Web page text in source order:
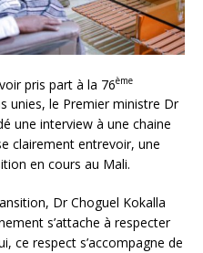
pris part à la 76ème
unies, le Premier ministre Dr
une interview à une chaine
clairement entrevoir, une
en cours au Mali.
Dr Choguel Kokalla
s’attache à respecter
ce respect s’accompagne de